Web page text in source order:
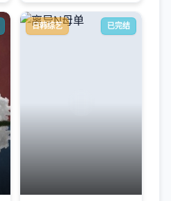
日韩综艺 已完结